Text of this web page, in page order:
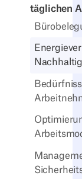
täglichen